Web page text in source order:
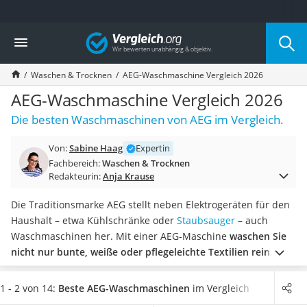
Die beliebtesten Vergleiche nach Kategorie
Haushalt
Wassersprudler
Zentralstaubsauger
Brotbackautomat
Wischroboter
Wäschespinne
Spülmaschinentabs
Akku-Staubsauger
AEG-Waschmaschine
Saug-Wisch-Roboter
Handstaubsauger
Milchaufschäumer
Kondenstrockner
Reiskocher
Vergleich
Waschen & Trocknen AEG-Waschmaschine Vergleich 2026
AEG-Waschmaschine Vergleich 2026
Die besten Waschmaschinen von AEG im Vergleich.
Von:Sabine Haag
Expertin
Fachbereich:Waschen & Trocknen
Redakteurin:Anja Krause
Die Traditionsmarke AEG stellt neben Elektrogeräten für den
Haushalt – etwa Kühlschränke oder Staubsauger – auch
Waschmaschinen her. Mit einer AEG-Maschine waschen Sie
nicht nur bunte, weiße oder pflegeleichte Textilien rein
auch empfindliche Stoffe wie Wolle oder Seide können
gereinigt werden. Viele Tests weisen darauf hin, neben der
1 - 2 von 14: Beste AEG-Waschmaschinen im Vergleich